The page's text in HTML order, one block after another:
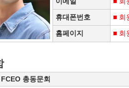
휴대폰번호
■ 회
홈페이지
■ 회
총동문회